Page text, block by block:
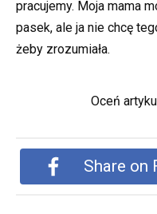
pracujemy. Moja mama
pasek, ale ja nie chcę
żeby zrozumiała.
Oceń
Share on